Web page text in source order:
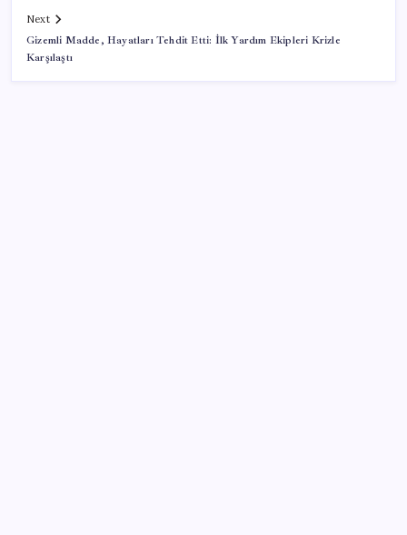
Next
Gizemli Madde, Hayatları Tehdit Etti: İlk Yardım Ekipleri Krizle
Karşılaştı